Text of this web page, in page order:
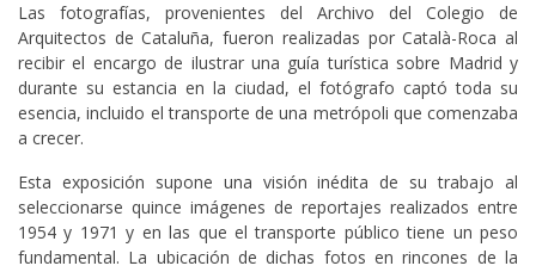
Las fotografías, provenientes del Archivo del Colegio de
Arquitectos de Cataluña, fueron realizadas por Català-Roca al
recibir el encargo de ilustrar una guía turística sobre Madrid y
durante su estancia en la ciudad, el fotógrafo captó toda su
esencia, incluido el transporte de una metrópoli que comenzaba
a crecer.
Esta exposición supone una visión inédita de su trabajo al
seleccionarse quince imágenes de reportajes realizados entre
1954 y 1971 y en las que el transporte público tiene un peso
fundamental. La ubicación de dichas fotos en rincones de la